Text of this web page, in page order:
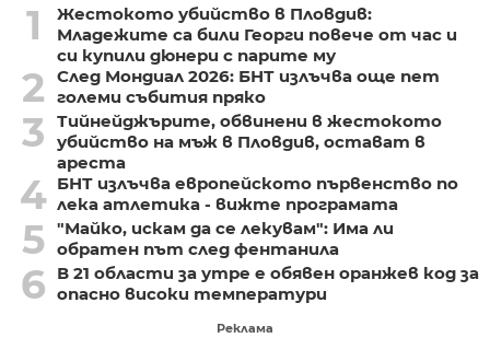
1
Жестокото убийство в Пловдив:
Младежите са били Георги повече от час и
си купили дюнери с парите му
2
След Мондиал 2026: БНТ излъчва още пет
големи събития пряко
3
Тийнейджърите, обвинени в жестокото
убийство на мъж в Пловдив, остават в
ареста
4 БНТ излъчва европейското първенство по
лека атлетика - вижте програмата
5 "Майко, искам да се лекувам": Има ли
обратен път след фентанила
6
В 21 области за утре е обявен оранжев код за
опасно високи температури
Реклама